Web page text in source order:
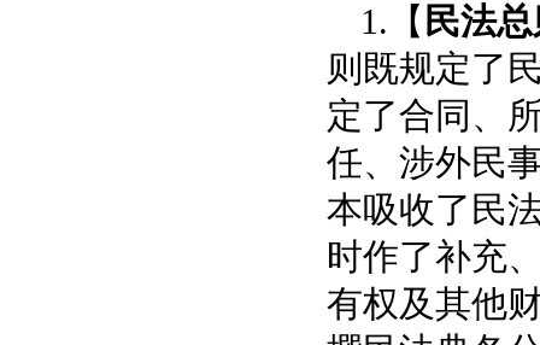
1.【 民法
则既规定了
定了合同、
任、涉外民
本吸收了民
时作了补充
有权及其他